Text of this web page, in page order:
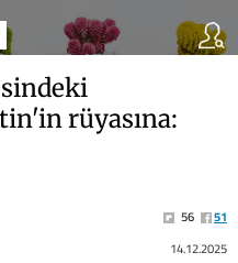
rüyasına:
56
51
14.12.2025